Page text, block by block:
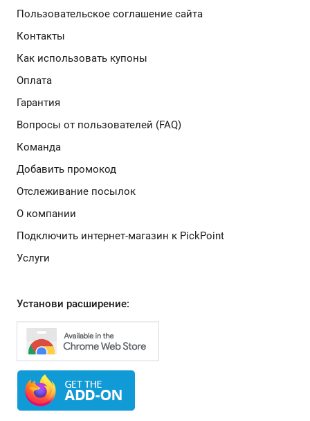
Пользовательское соглашение сайта
Контакты
Как использовать купоны
Оплата
Гарантия
Вопросы от пользователей (FAQ)
Команда
Добавить промокод
Отслеживание посылок
О компании
Подключить интернет-магазин к PickPoint
Услуги
Установи расширение: